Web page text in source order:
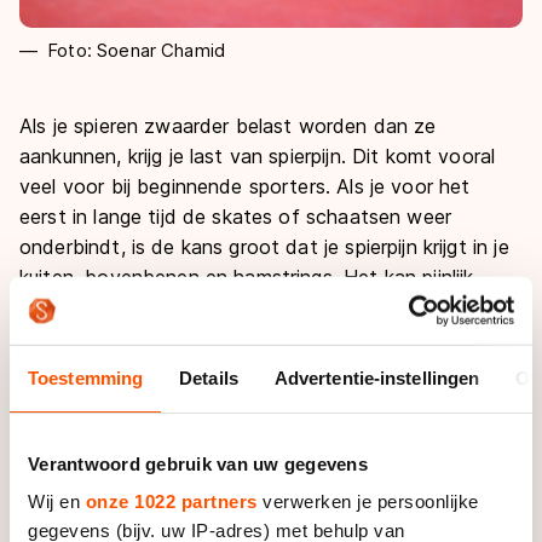
Toestemming Details Advertentie-instellingen
Verantwoord gebruik van uw gegevens
Wij en onze 1022 partners verwerken je persoonlijke
gegevens (bijv. uw IP-adres) met behulp van
Foto: Soenar Chamid
Als je spieren zwaarder belast worden dan ze
aankunnen, krijg je last van spierpijn. Dit komt vooral
veel voor bij beginnende sporters. Als je voor het
eerst in lange tijd de skates of schaatsen weer
onderbindt, is de kans groot dat je spierpijn krijgt in je
kuiten, bovenbenen en hamstrings. Het kan pijnlijk
aanvoelen, maar meestal is spierpijn onschuldig. De pijn
gewone spierpijn is het juist goed om te blijven
doorbloeding bevorderd. En een betere doorbloeding